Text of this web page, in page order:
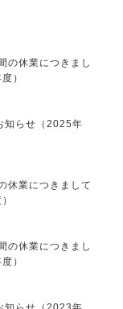
の休業につきまし
）
知らせ（2025年
休業につきまして
の休業につきまし
）